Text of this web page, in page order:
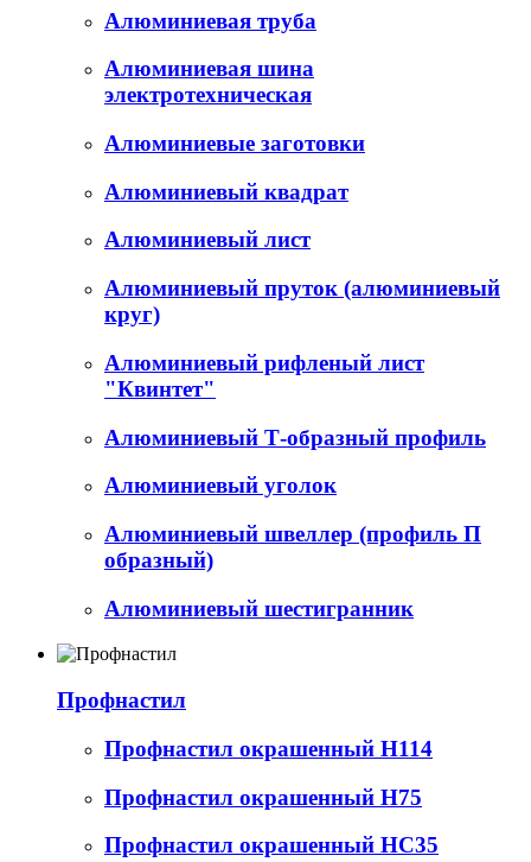
Алюминиевая труба
Алюминиевая шина
электротехническая
Алюминиевые заготовки
Алюминиевый квадрат
Алюминиевый лист
Алюминиевый пруток (алюминиевый
круг)
Алюминиевый рифленый лист
"Квинтет"
Алюминиевый Т-образный профиль
Алюминиевый уголок
Алюминиевый швеллер (профиль П
образный)
Алюминиевый шестигранник
Профнастил
Профнастил окрашенный Н114
Профнастил окрашенный Н75
Профнастил окрашенный НС35